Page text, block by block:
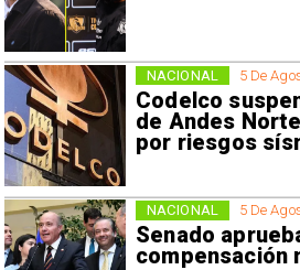
5 De
Codelco
de Andes
por riesgos
NACIONAL
5 De
Senado
compensación
NACIONAL